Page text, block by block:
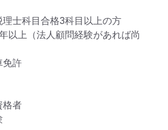
理士科目合格3科目以上の方
以上（法人顧問経験があれば尚
免許
格者